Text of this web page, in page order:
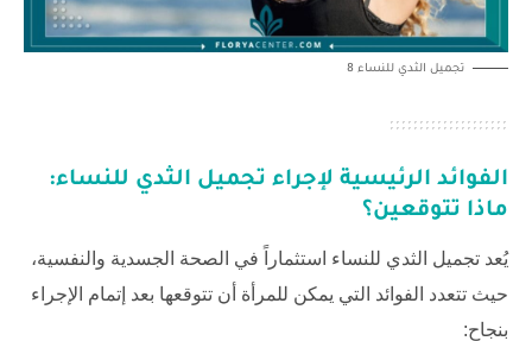
تجميل الثدي ‏للنساء 8
الفوائد الرئيسية لإجراء تجميل الثدي ‏للنساء:
ماذا تتوقعين؟
يُعد تجميل الثدي ‏للنساء استثماراً في الصحة الجسدية والنفسية،
حيث تتعدد الفوائد التي يمكن للمرأة أن تتوقعها بعد إتمام الإجراء
بنجاح: